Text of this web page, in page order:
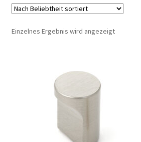
Impressum
Kasse
Einzelnes Ergebnis wird angezeigt